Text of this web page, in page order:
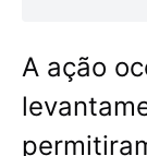
A ação